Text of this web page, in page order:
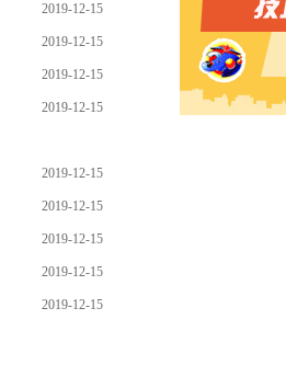
2019-12-15
2019-12-15
2019-12-15
2019-12-15
2019-12-15
2019-12-15
2019-12-15
2019-12-15
2019-12-15